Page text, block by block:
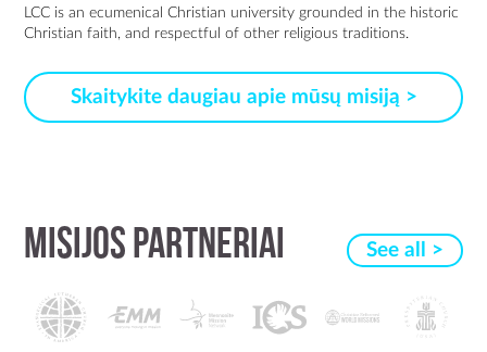
LCC is an ecumenical Christian university grounded in the historic
Christian faith, and respectful of other religious traditions.
Skaitykite daugiau apie mūsų misiją >
MISIJOS PARTNERIAI See all >